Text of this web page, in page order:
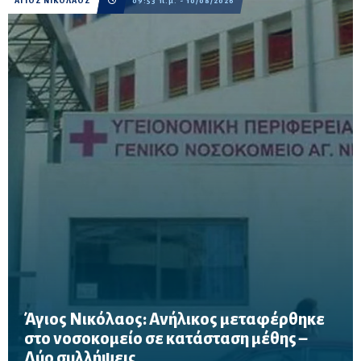
Άγιος Νικόλαος: Ανήλικος μεταφέρθηκε
στο νοσοκομείο σε κατάσταση μέθης –
Συνελήφθησαν ο 43χρονος κηδεμόνας του ανηλίκου και ο